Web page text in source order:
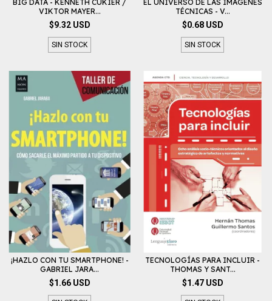
BIG DATA - KENNETH CUKIER /
VIKTOR MAYER...
$9.32 USD
SIN STOCK
EL UNIVERSO DE LAS IMÁGENES
TÉCNICAS - V...
$0.68 USD
SIN STOCK
¡HAZLO CON TU SMARTPHONE! -
GABRIEL JARA...
$1.66 USD
TECNOLOGÍAS PARA INCLUIR -
THOMAS Y SANT...
$1.47 USD